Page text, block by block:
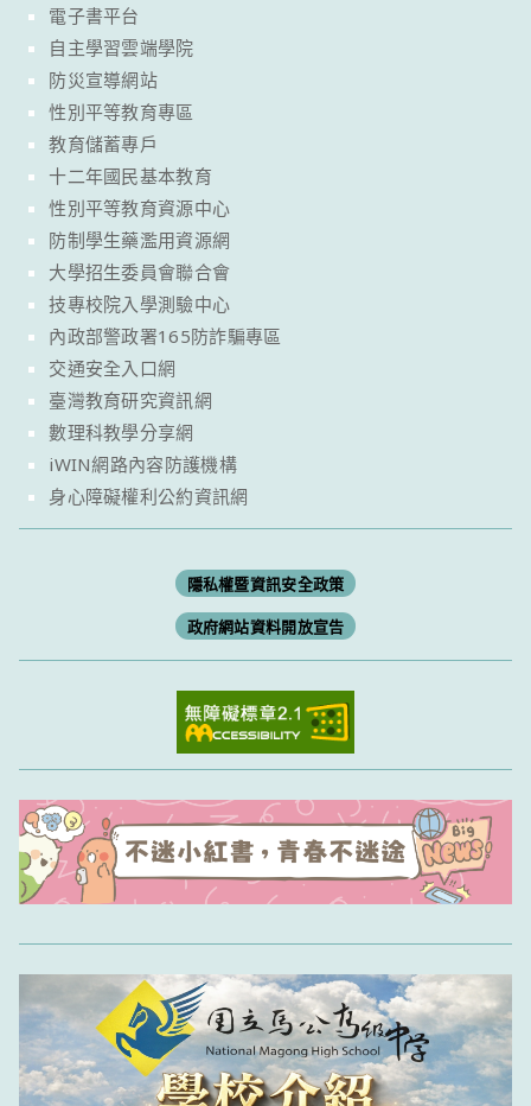
電子書平台
自主學習雲端學院
防災宣導網站
性別平等教育專區
教育儲蓄專戶
十二年國民基本教育
性別平等教育資源中心
防制學生藥濫用資源網
大學招生委員會聯合會
技專校院入學測驗中心
內政部警政署165防詐騙專區
交通安全入口網
臺灣教育研究資訊網
數理科教學分享網
iWIN網路內容防護機構
身心障礙權利公約資訊網
隱私權暨資訊安全政策
政府網站資料開放宣告